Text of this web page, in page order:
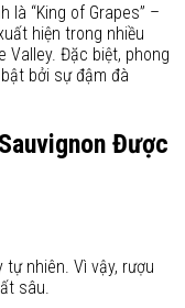
là “King of Grapes” –
hiện trong nhiều
Valley. Đặc biệt, phong
bởi sự đậm đà
Được
nhiên. Vì vậy, rượu
sâu.